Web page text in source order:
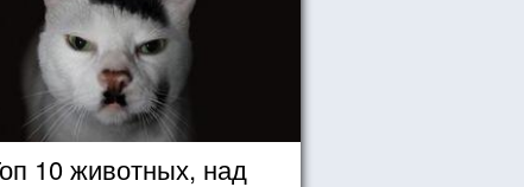
10 животных, над